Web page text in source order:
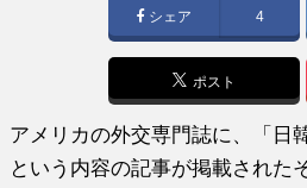
シェア 4
ポスト
アメリカの外交専門誌に、「日
という内容の記事が掲載された